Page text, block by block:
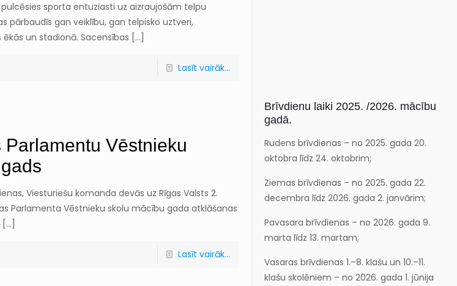
sporta entuziasti uz aizraujošām telpu
pārbaudīs gan veiklību, gan telpisko uztveri,
un stadionā. Sacensības […]
Lasīt vairāk...
Vēstnieku
Viesturiešu komanda devās uz Rīgas Valsts 2.
Parlamenta Vēstnieku skolu mācību gada atklāšanas
[…]
Lasīt vairāk...
Brīvdienu laiki 2025. /2026. mācību
gadā.
Rudens brīvdienas – no 2025. gada 20.
oktobra līdz 24. oktobrim;
Ziemas brīvdienas – no 2025. gada 22.
decembra līdz 2026. gada 2. janvārim;
Pavasara brīvdienas – no 2026. gada 9.
marta līdz 13. martam;
Vasaras brīvdienas 1.–8. klašu un 10.–11.
klašu skolēniem – no 2026. gada 1. jūnija